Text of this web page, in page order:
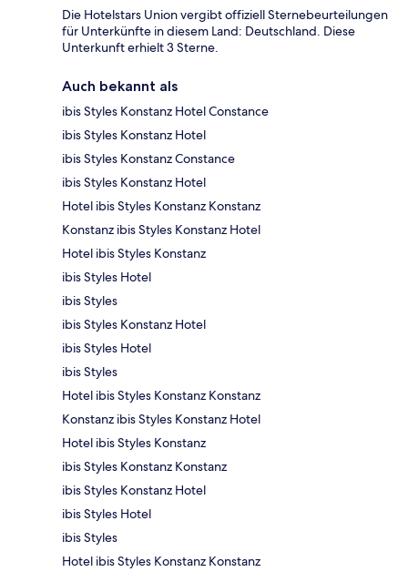
Die Hotelstars Union vergibt offiziell Sternebeurteilungen
für Unterkünfte in diesem Land: Deutschland. Diese
Unterkunft erhielt 3 Sterne.
Auch bekannt als
ibis Styles Konstanz Hotel Constance
ibis Styles Konstanz Hotel
ibis Styles Konstanz Constance
ibis Styles Konstanz Hotel
Hotel ibis Styles Konstanz Konstanz
Konstanz ibis Styles Konstanz Hotel
Hotel ibis Styles Konstanz
ibis Styles Hotel
ibis Styles
ibis Styles Konstanz Hotel
ibis Styles Hotel
ibis Styles
Hotel ibis Styles Konstanz Konstanz
Konstanz ibis Styles Konstanz Hotel
Hotel ibis Styles Konstanz
ibis Styles Konstanz Konstanz
ibis Styles Konstanz Hotel
ibis Styles Hotel
ibis Styles
Hotel ibis Styles Konstanz Konstanz